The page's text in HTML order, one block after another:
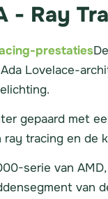
- Ray
prestaties
Lovelace-
gepaard met
tracing en de
serie van
van